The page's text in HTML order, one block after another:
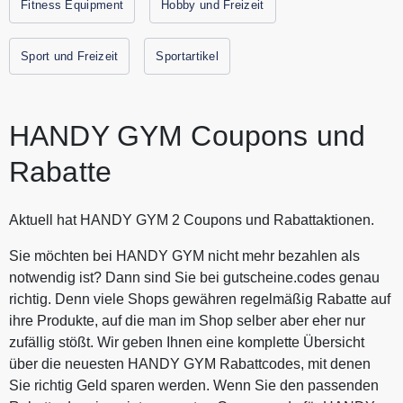
Fitnessstation. Durch die geringe Größe und das
Gerätegewicht von rund 1kg ist HANDY GYM ideal geeignet
für das Training zuhause im Park oder auf Reisen. Alle
Fitness Equipment Hobby und Freizeit
Sport und Freizeit Sportartikel
HANDY GYM Coupons und
Rabatte
Aktuell hat HANDY GYM 2 Coupons und Rabattaktionen.
Sie möchten bei HANDY GYM nicht mehr bezahlen als
notwendig ist? Dann sind Sie bei gutscheine.codes genau
richtig. Denn viele Shops gewähren regelmäßig Rabatte auf
ihre Produkte, auf die man im Shop selber aber eher nur
zufällig stößt. Wir geben Ihnen eine komplette Übersicht
über die neuesten HANDY GYM Rabattcodes, mit denen
Sie richtig Geld sparen werden. Wenn Sie den passenden